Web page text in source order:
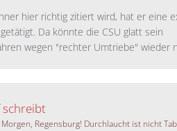
hier richtig zitiert wird, hat er eine
Da könnte die CSU glatt sein
wegen "rechter Umtriebe" wieder
schreibt
Morgen, Regensburg! Durchlaucht ist nicht